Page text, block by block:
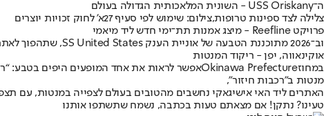
ה־USS Oriskany - השונית המלאכותית הגדולה בעולם
צלילה לצד ספינות טרופות,צילום: שימוש לפי סעיף 27א' לחוק זכויות יוצרים
פרויקט Reefline - מיצג אמנות תת־ימי חדש ליד מיאמי
וב־2026 מתוכננת הטבעה של אוניית הענק SS United States, שתהפוך לאתר הצלילה הגדול בעולם.
אוקינאווה, יפן - ריקוד המנטות
במחוזOkinawa Prefectureאפשר לראות את אחד המופעים היפים בטבע:
מנטות ב"רכבות חיזור",
האתרים ליד האי אישיגאקי נחשבים מהטובים בעולם לצפייה במנטות, עם
טעינו? נתקן! אם מצאתם טעות בכתבה, נשמח שתשתפו אותנו